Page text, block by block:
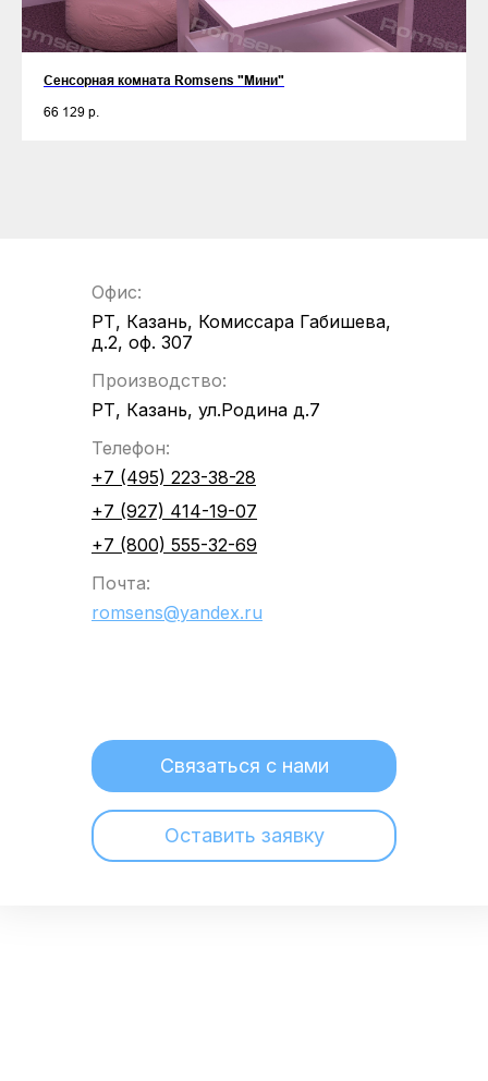
Сенсорная комната Romsens "Мини"
66 129 р.
Офис:
РТ, Казань, Комиссара Габишева,
д.2, оф. 307
Производство:
РТ, Казань, ул.Родина д.7
Телефон:
+7 (495) 223-38-28
+7 (927) 414-19-07
+7 (800) 555-32-69
Почта:
romsens@yandex.ru
Связаться с нами
Оставить заявку